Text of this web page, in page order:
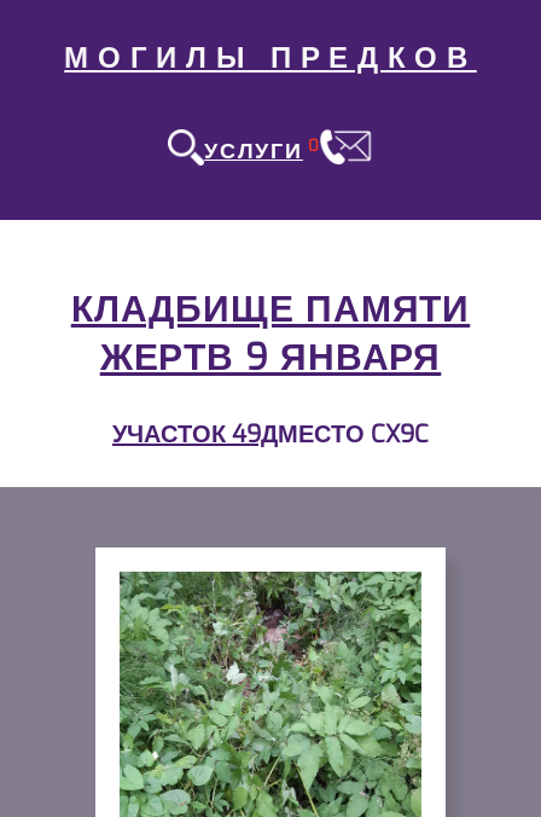
МОГИЛЫ ПРЕДКОВ
УСЛУГИ 0
КЛАДБИЩЕ ПАМЯТИ
ЖЕРТВ 9 ЯНВАРЯ
УЧАСТОК 49ДМЕСТО CX9C